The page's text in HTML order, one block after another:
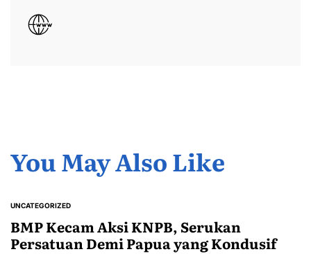
You May Also Like
POSTED
UNCATEGORIZED
BMP Kecam Aksi KNPB, Serukan
Persatuan Demi Papua yang Kondusif